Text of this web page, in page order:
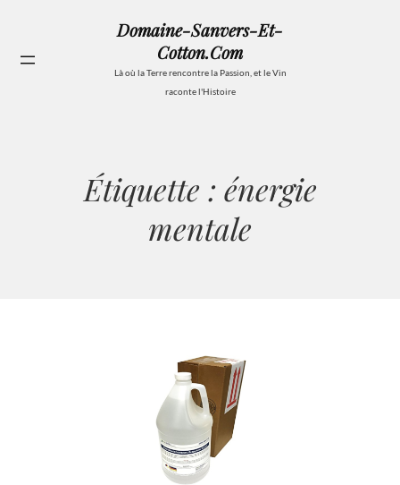
contenu
Domaine-Sanvers-Et-
Cotton.com
Là où la Terre rencontre la Passion, et le Vin
raconte l'Histoire
Étiquette : énergie
mentale